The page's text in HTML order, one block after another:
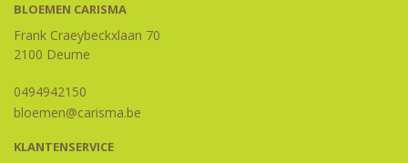
BLOEMEN CARISMA
Frank Craeybeckxlaan 70
2100 Deurne
0494942150
bloemen@carisma.be
KLANTENSERVICE